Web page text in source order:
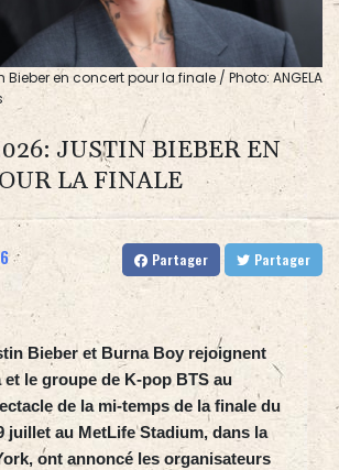
en concert pour la finale / Photo: ANGELA
JUSTIN BIEBER EN
LA FINALE
Partager Partager
Bieber et Burna Boy rejoignent
et le groupe de K-pop BTS au
de la mi-temps de la finale du
juillet au MetLife Stadium, dans la
ont annoncé les organisateurs